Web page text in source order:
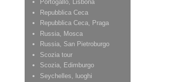
Portogallo, Lisbona
Repubblica Ceca
Repubblica Ceca, Praga
Russia, Mosca
Russia, San Pietroburgo
Scozia tour
Scozia, Edimburgo
Seychelles, luoghi